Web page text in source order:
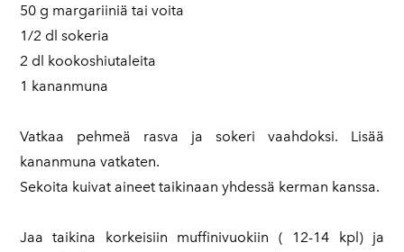
50 g margariiniä tai voita
1/2 dl sokeria
2 dl kookoshiutaleita
1 kananmuna
Vatkaa pehmeä rasva ja sokeri vaahdoksi. Lisää
kananmuna vatkaten.
Sekoita kuivat aineet taikinaan yhdessä kerman kanssa.
Jaa taikina korkeisiin muffinivuokiin ( 12-14 kpl) ja